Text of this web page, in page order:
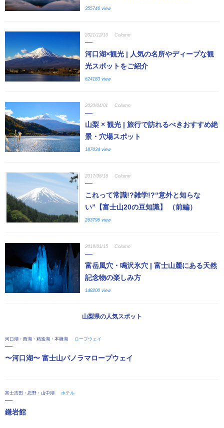
355746 view
2021/12/10 Column
河口湖×観光 | 人気の名所やディープな観
光スポットをご紹介
624183 view
2020/04/01 Column
山梨 × 観光 | 旅行で訪れるべきおすすめ絶
景・穴場スポット
187034 view
2017/06/16 Column
これって常識!?雑学!?“意外と知らな
い”【富士山20の豆知識】 （前編）
263796 view
2019/01/15 Column
富岳風穴・鳴沢氷穴 | 富士山麓にある天然
記念物の楽しみ方
148200 view
山梨県の人気スポット
河口湖・西湖・精進湖・本栖湖 ロープウェイ
〜河口湖〜 富士山パノラマロープウェイ
富士吉田・忍野・山中湖 ホテル
鎌岩館